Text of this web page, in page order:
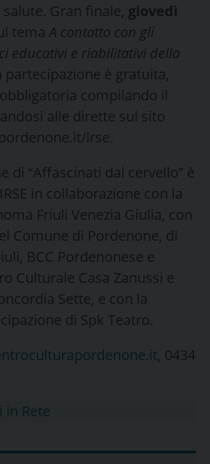
Gran finale, giovedì
tema A contatto con gli
educativi e riabilitativi della
partecipazione è gratuita,
compilando il
alle dirette sul sito
irse.
di “Affascinati dal cervello” è
in collaborazione con la
Friuli Venezia Giulia, con
Comune di Pordenone, di
BCC Pordenonese e
Culturale Casa Zanussi e
Sette, e con la
di Spk Teatro.
, 0434